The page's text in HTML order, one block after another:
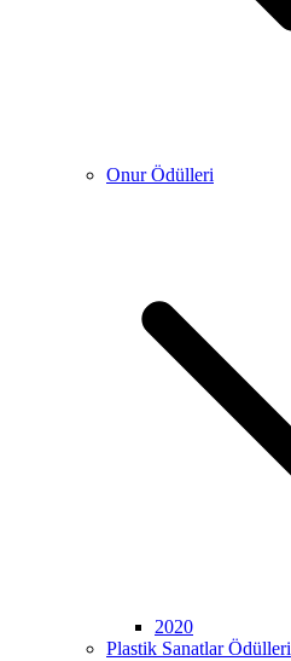
Onur Ödülleri
2020
Plastik Sanatlar Ödülleri